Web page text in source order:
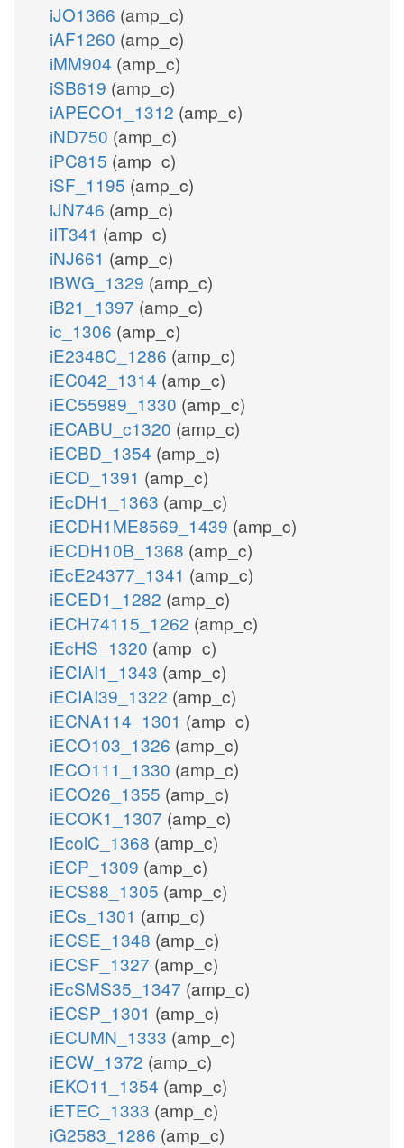
iJO1366 (amp_c)
iAF1260 (amp_c)
iMM904 (amp_c)
iSB619 (amp_c)
iAPECO1_1312 (amp_c)
iND750 (amp_c)
iPC815 (amp_c)
iSF_1195 (amp_c)
iJN746 (amp_c)
iIT341 (amp_c)
iNJ661 (amp_c)
iBWG_1329 (amp_c)
iB21_1397 (amp_c)
ic_1306 (amp_c)
iE2348C_1286 (amp_c)
iEC042_1314 (amp_c)
iEC55989_1330 (amp_c)
iECABU_c1320 (amp_c)
iECBD_1354 (amp_c)
iECD_1391 (amp_c)
iEcDH1_1363 (amp_c)
iECDH1ME8569_1439 (amp_c)
iECDH10B_1368 (amp_c)
iEcE24377_1341 (amp_c)
iECED1_1282 (amp_c)
iECH74115_1262 (amp_c)
iEcHS_1320 (amp_c)
iECIAI1_1343 (amp_c)
iECIAI39_1322 (amp_c)
iECNA114_1301 (amp_c)
iECO103_1326 (amp_c)
iECO111_1330 (amp_c)
iECO26_1355 (amp_c)
iECOK1_1307 (amp_c)
iEcolC_1368 (amp_c)
iECP_1309 (amp_c)
iECS88_1305 (amp_c)
iECs_1301 (amp_c)
iECSE_1348 (amp_c)
iECSF_1327 (amp_c)
iEcSMS35_1347 (amp_c)
iECSP_1301 (amp_c)
iECUMN_1333 (amp_c)
iECW_1372 (amp_c)
iEKO11_1354 (amp_c)
iETEC_1333 (amp_c)
iG2583_1286 (amp_c)